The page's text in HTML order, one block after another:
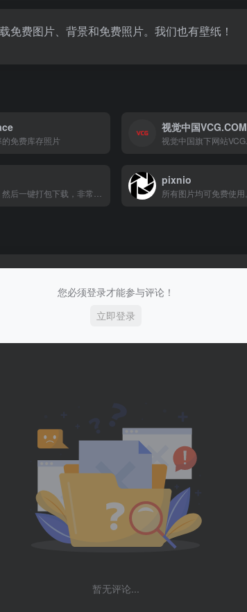
费图片、背景和免费照片。我们也有壁纸！
免费库存照片
视觉中国VCG.COM
pixnio
您必须登录才能参与评论！
立即登录
暂无评论...